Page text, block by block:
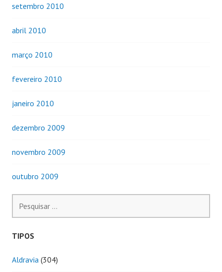
setembro 2010
abril 2010
março 2010
fevereiro 2010
janeiro 2010
dezembro 2009
novembro 2009
outubro 2009
por:
TIPOS
Aldravia (304)